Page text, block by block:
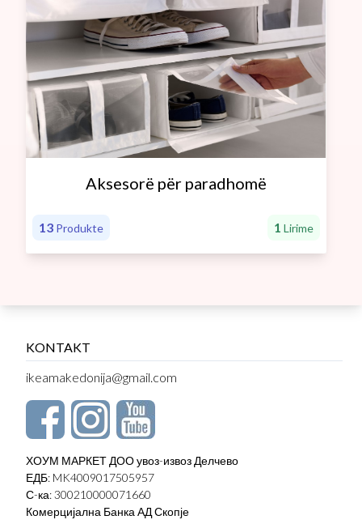
Aksesorë për paradhomë
13 Produkte 1 Lirime
KONTAKT
ikeamakedonija@gmail.com
ХОУМ МАРКЕТ ДОО увоз-извоз Делчево
ЕДБ: MK4009017505957
С-ка: 300210000071660
Комерцијална Банка АД Скопје